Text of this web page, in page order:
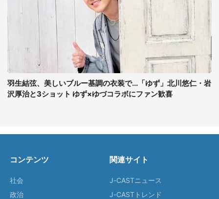
羽生結弦、美しいブルー基調の衣装で...「ゆず」北川悠仁・岩
沢厚治と3ショット ゆず×ゆづコラボにファン歓喜
コンテンツ
社会
政治
関連サイト
J-CASTニュース
J-CASTトレンド